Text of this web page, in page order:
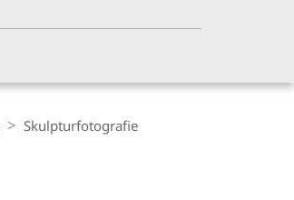
Skulpturfotografie